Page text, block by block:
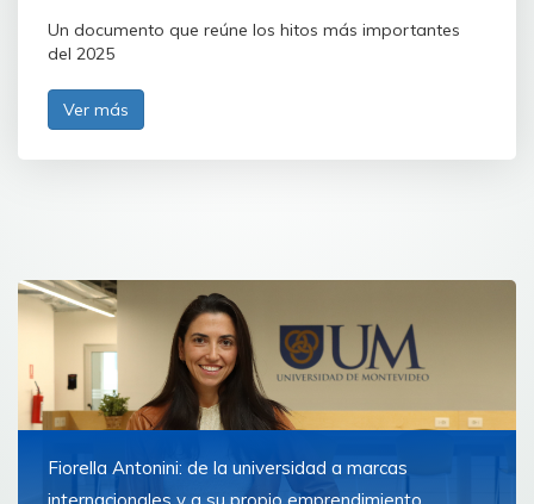
Un documento que reúne los hitos más importantes
del 2025
Ver más
Fiorella Antonini: de la universidad a marcas